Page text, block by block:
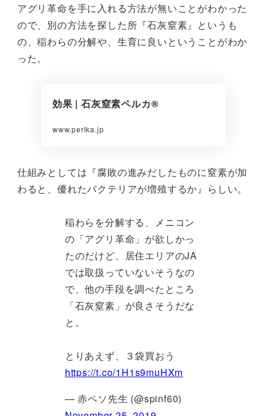
アグリ革命を手に入れる方法が無いことがわかった
ので、別の方法を探した所『石灰窒素』というも
の、稲わらの分解や、生育に良いということがわか
った。
効果 | 石灰窒素ペルカ®
www.perlka.jp
仕組みとしては『腐敗の進みだしたものに窒素が加
わると、優れたバクテリアが増殖するか』らしい。
稲わらを分解する、メニコン
の「アグリ革命」が欲しかっ
たのだけど、居住エリアのJA
では取扱っていないそうなの
で、他の手段を調べたところ
「石灰窒素」が良さそうだな
と。
とりあえず、３袋買おう
https://t.co/1H1s9muHXm
— 赤ペソ先生 (@spinf60)